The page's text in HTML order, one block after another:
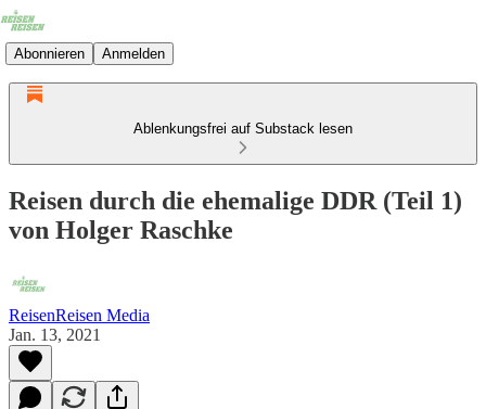
Abonnieren Anmelden
Ablenkungsfrei auf Substack lesen
Reisen durch die ehemalige DDR (Teil 1)
von Holger Raschke
ReisenReisen Media
Jan. 13, 2021